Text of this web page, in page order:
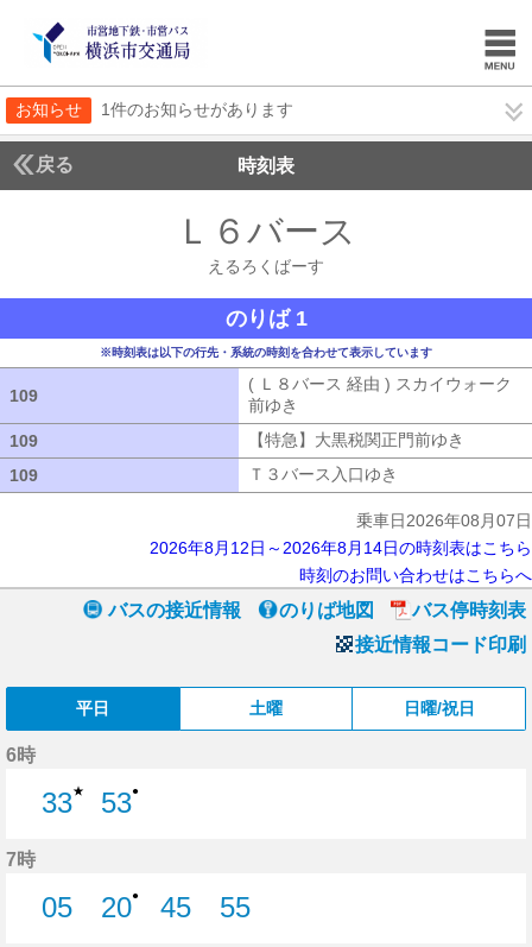
お知らせ 1件のお知らせがあります
戻る 時刻表
Ｌ６バース
えるろくばーす
のりば 1
※時刻表は以下の行先・系統の時刻を合わせて表示しています
109
( Ｌ８バース 経由 ) スカイウォーク
前ゆき
109
【特急】大黒税関正門前ゆき
109
Ｔ３バース入口ゆき
乗車日2026年08月07日
2026年8月12日～2026年8月14日の時刻表はこちら
時刻のお問い合わせはこちらへ
バスの接近情報 のりば地図
バス停時刻表
接近情報コード印刷
平日 土曜 日曜/祝日
6時
33★
53●
7時
05
20●
45
55